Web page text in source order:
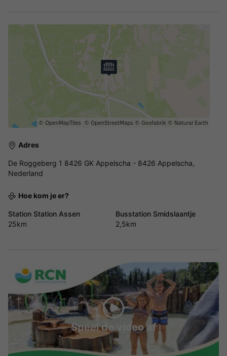
Adres
De Roggeberg 1 8426 GK Appelscha - 8426 Appelscha,
Nederland
Hoe kom je er?
Station Station Assen
25km
Busstation Smidslaantje
2,5km
Speel de video af